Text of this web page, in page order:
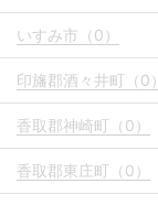
いすみ市（0）
印旛郡酒々井町（0）
香取郡神崎町（0）
香取郡東庄町（0）